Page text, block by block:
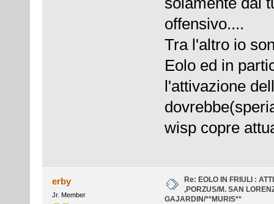
offensivo....
Tra l'altro io
Eolo ed in
l'attivazione
wisp copre
erby
Jr. Member
Re: EOLO IN FRIULI :
,PORZUS/M. SAN
GAJARDIN/**MURIS**